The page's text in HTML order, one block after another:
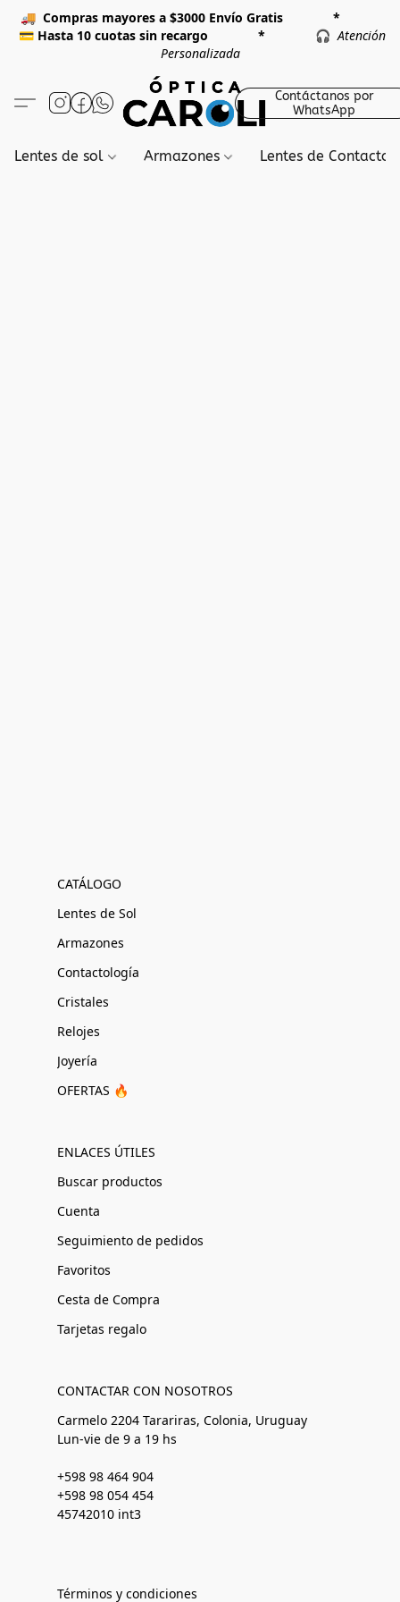
🚚 Compras mayores a $3000 Envío Gratis *
💳 Hasta 10 cuotas sin recargo * 🎧Atención
Personalizada
Contáctanos por
WhatsApp
Lentes de sol Armazones Lentes de Contacto
CATÁLOGO
Lentes de Sol
Armazones
Contactología
Cristales
Relojes
Joyería
OFERTAS 🔥
ENLACES ÚTILES
Buscar productos
Cuenta
Seguimiento de pedidos
Favoritos
Cesta de Compra
Tarjetas regalo
CONTACTAR CON NOSOTROS
Carmelo 2204 Tarariras, Colonia, Uruguay
Lun-vie de 9 a 19 hs
+598 98 464 904
+598 98 054 454
45742010 int3
Términos y condiciones